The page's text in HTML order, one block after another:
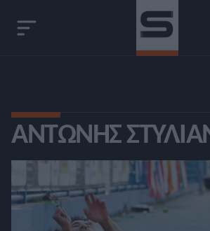
ΑΝΤΏΝΗΣ